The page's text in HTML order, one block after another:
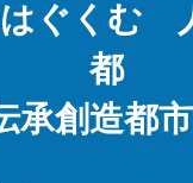
ぐくむ
都
承創造都